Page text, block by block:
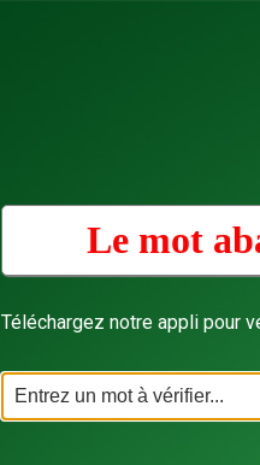
Le mot
Téléchargez notre appli pour